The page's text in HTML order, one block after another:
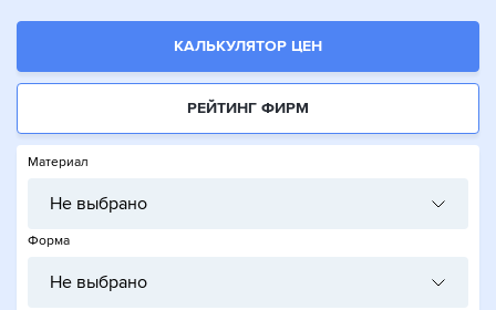
КАЛЬКУЛЯТОР ЦЕН
РЕЙТИНГ ФИРМ
Материал
Не выбрано
Форма
Не выбрано